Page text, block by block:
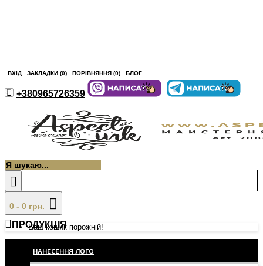
ВХІД ЗАКЛАДКИ (0) ПОРІВНЯННЯ (0) БЛОГ
+380965726359
0 - 0 грн.
Ваш кошик порожній!
ПРОДУКЦІЯ
НАНЕСЕННЯ ЛОГО